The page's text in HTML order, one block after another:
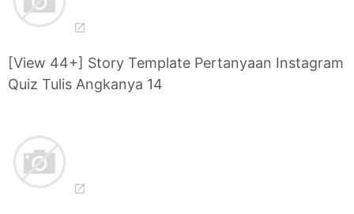
[View 44+] Story Template Pertanyaan Instagram
Quiz Tulis Angkanya 14